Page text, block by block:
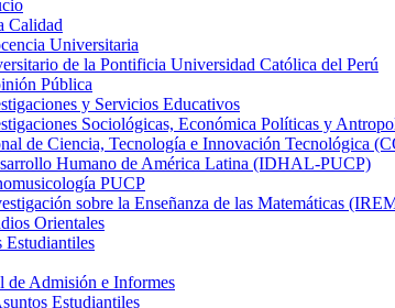
Calidad
Universitaria
de la Pontificia Universidad Católica del Perú
Pública
y Servicios Educativos
Sociológicas, Económica Políticas y
de Ciencia, Tecnología e Innovación Tecnológica
Humano de América Latina (IDHAL-PUCP)
PUCP
sobre la Enseñanza de las Matemáticas
Orientales
Estudiantiles
de Admisión e Informes
Estudiantiles